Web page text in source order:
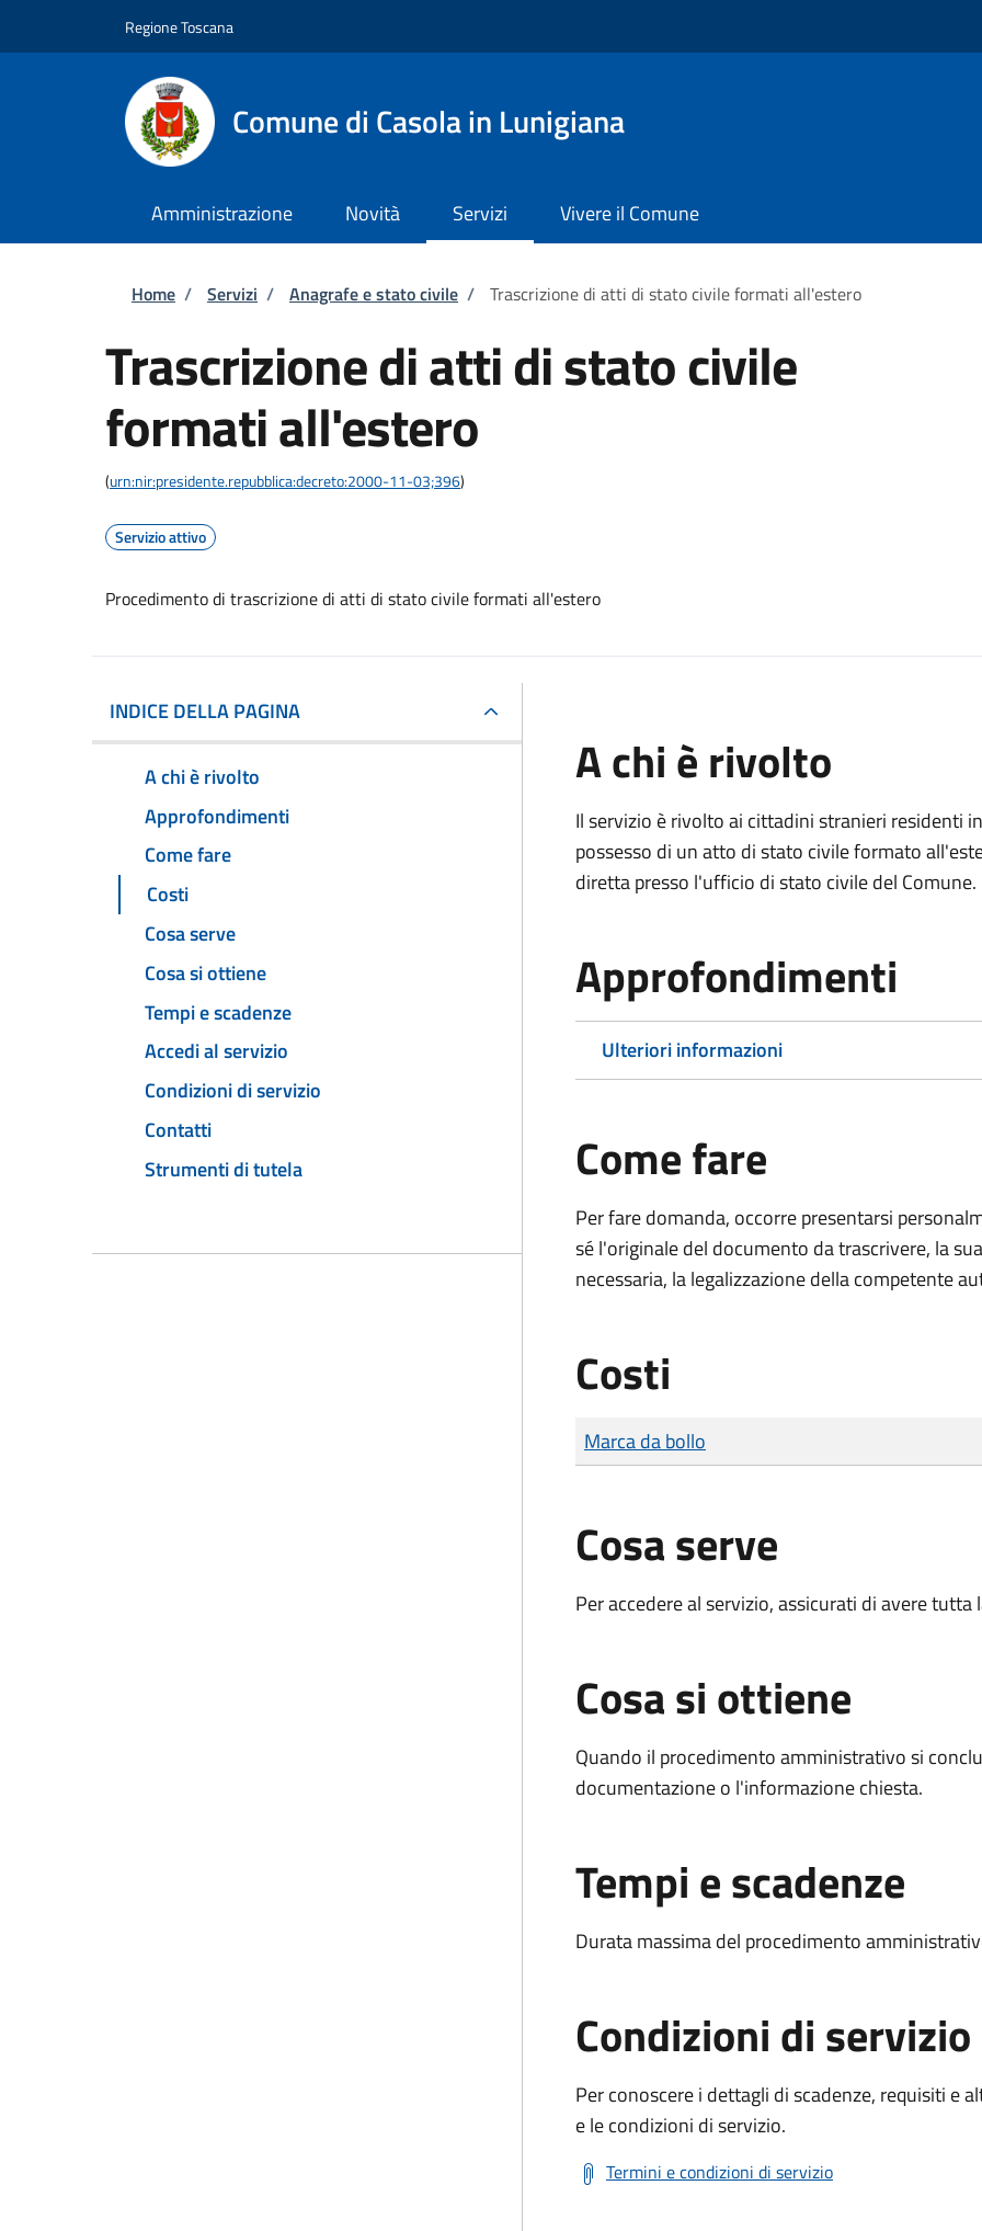
Regione Toscana
Comune di Casola in Lunigiana
Amministrazione Novità Servizi Vivere il Comune
Briciole di pane
Home / Servizi / Anagrafe e stato civile / Trascrizione di atti di stato civile formati all'estero
Trascrizione di atti di stato civile
formati all'estero
(urn:nir:presidente.repubblica:decreto:2000-11-03;396)
Servizio attivo
Procedimento di trascrizione di atti di stato civile formati all'estero
INDICE DELLA PAGINA
A chi è rivolto
Approfondimenti
Come fare
Costi
Cosa serve
Cosa si ottiene
Tempi e scadenze
Accedi al servizio
Condizioni di servizio
Contatti
Strumenti di tutela
A chi è rivolto
Il servizio è rivolto ai cittadini stranieri residenti
possesso di un atto di stato civile formato
diretta presso l'ufficio di stato civile del Comune.
Approfondimenti
Ulteriori informazioni
Come fare
Per fare domanda, occorre presentarsi
sé l'originale del documento da trascrivere, la
necessaria, la legalizzazione della competente
Costi
Tipo di pagamento
Importo
Marca da bollo
Cosa serve
Per accedere al servizio, assicurati di avere
Cosa si ottiene
Quando il procedimento amministrativo si
documentazione o l'informazione chiesta.
Tempi e scadenze
Durata massima del procedimento
Condizioni di servizio
Per conoscere i dettagli di scadenze, requisiti e
e le condizioni di servizio.
Termini e condizioni di servizio